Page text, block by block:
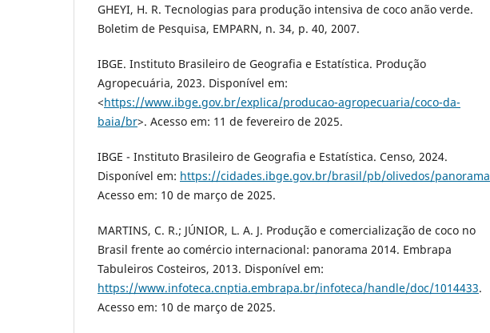
GHEYI, H. R. Tecnologias para produção intensiva de coco anão verde.
Boletim de Pesquisa, EMPARN, n. 34, p. 40, 2007.
IBGE. Instituto Brasileiro de Geografia e Estatística. Produção
Agropecuária, 2023. Disponível em:
<https://www.ibge.gov.br/explica/producao-agropecuaria/coco-da-
baia/br>. Acesso em: 11 de fevereiro de 2025.
IBGE - Instituto Brasileiro de Geografia e Estatística. Censo, 2024.
Disponível em: https://cidades.ibge.gov.br/brasil/pb/olivedos/panorama
Acesso em: 10 de março de 2025.
MARTINS, C. R.; JÚNIOR, L. A. J. Produção e comercialização de coco no
Brasil frente ao comércio internacional: panorama 2014. Embrapa
Tabuleiros Costeiros, 2013. Disponível em:
https://www.infoteca.cnptia.embrapa.br/infoteca/handle/doc/1014433.
Acesso em: 10 de março de 2025.